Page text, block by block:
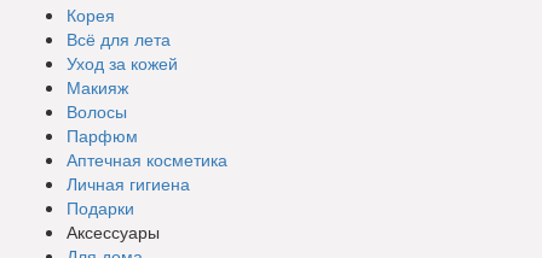
Корея
Всё для лета
Уход за кожей
Макияж
Волосы
Парфюм
Аптечная косметика
Личная гигиена
Подарки
Аксессуары